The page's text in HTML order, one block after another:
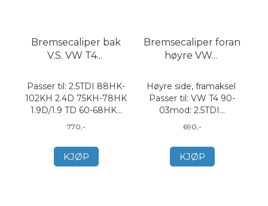
Bremsecaliper bak
V.S. VW T4...
Passer til: 2.5TDI 88HK-
102KH 2.4D 75KH-78HK
1.9D/1.9 TD 60-68HK...
770,-
KJØP
Bremsecaliper foran
høyre VW...
Høyre side, framaksel
Passer til: VW T4 90-
03mod: 2.5TDI...
690,-
KJØP